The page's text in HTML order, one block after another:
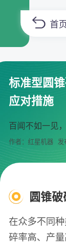
首
标准型圆
应对措施
百闻不如一见
作者：红星机器 发
圆锥
在众多不同种
碎率高、产